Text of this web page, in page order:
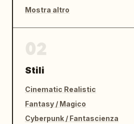
Mostra altro
Stili
Cinematic Realistic
Fantasy / Magico
Cyberpunk / Fantascienza